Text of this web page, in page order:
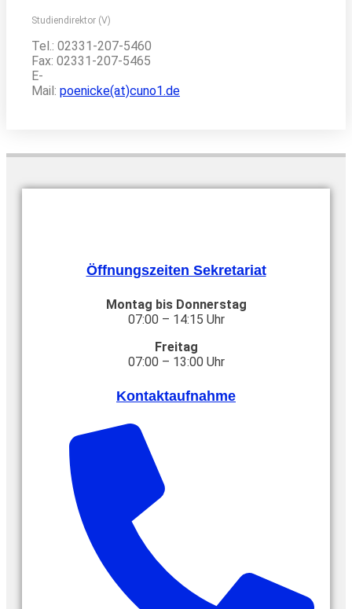
Studiendirektor (V)
Tel.: 02331-207-5460
Fax: 02331-207-5465
E-
Mail: poenicke(at)cuno1.de
Öffnungszeiten Sekretariat
Montag bis Donnerstag
07:00 – 14:15 Uhr
Freitag
07:00 – 13:00 Uhr
Kontaktaufnahme